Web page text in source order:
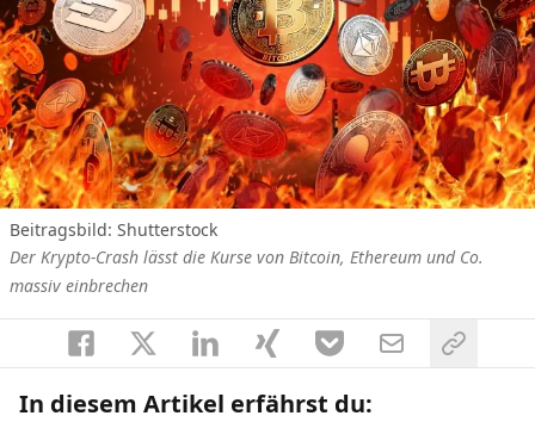
Beitragsbild: Shutterstock
Der Krypto-Crash lässt die Kurse von Bitcoin, Ethereum und Co.
massiv einbrechen
In diesem Artikel erfährst du: